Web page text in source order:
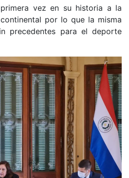
vez en su historia a la
por lo que la misma
precedentes para el deporte